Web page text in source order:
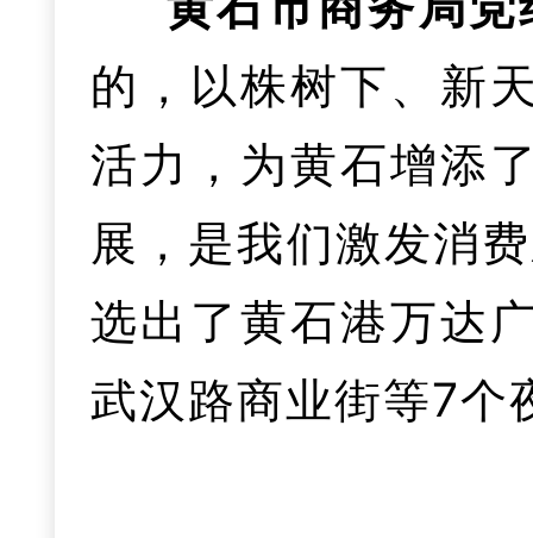
二是推进深化
立医院改革，深化
推动医共体中心药
医疗资源配置效率。
分类精准培育帮扶
广“鄂质贷”等融资
二是聚焦促发展
实施“质量三强一基
三是在产业链
制，聚焦光电子信
级、新兴产业培育
伸拓展，加快构建
的现代化产业体系。
元产业人才创新创
容， “惠农贷 ”“ 屯鸟贷
放创业担保贷款再
能领 2万元场租水电
业者减负。
的，以株树下、新
活力，为黄石增添
展，是我们激发消
选出了黄石港万达
武汉路商业街等7个